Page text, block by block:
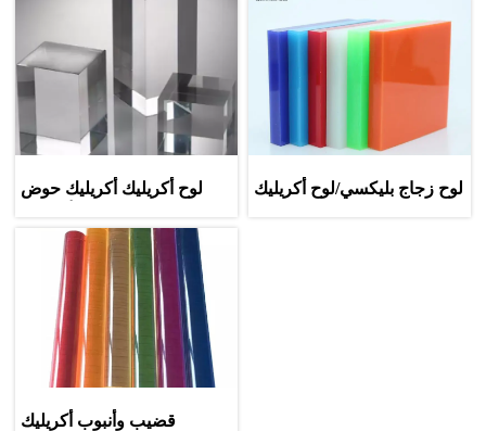
لوح أكريليك أكريليك حوض
شفاف في الصين
لوح زجاج بليكسي/لوح أكريليك
قضيب وأنبوب أكريليك